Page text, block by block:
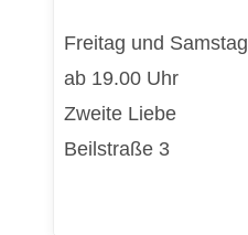
Freitag und Samstag
ab 19.00 Uhr
Zweite Liebe
Beilstraße 3